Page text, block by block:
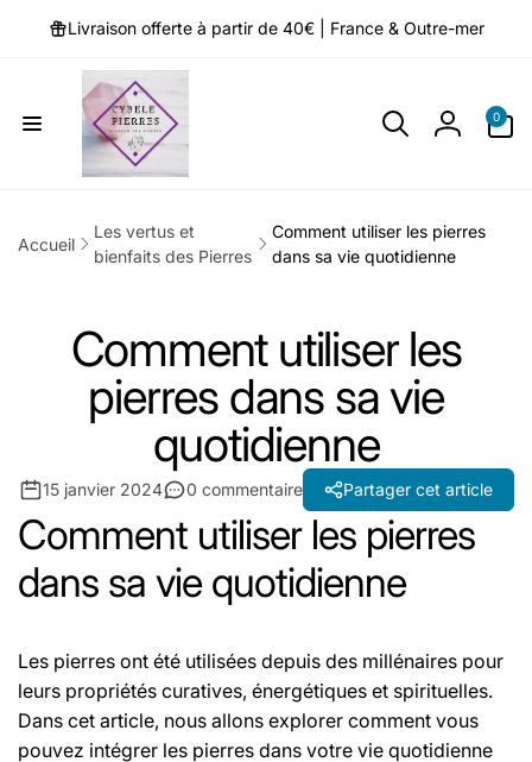
passer Livraison offerte à partir de 40€ | France & Outre-mer
0
0 article
Accueil
Les vertus et
bienfaits des Pierres
Comment utiliser les pierres
dans sa vie quotidienne
Comment utiliser les
pierres dans sa vie
quotidienne
15 janvier 2024 0 commentaire Partager cet article
Comment utiliser les pierres
dans sa vie quotidienne
Les pierres ont été utilisées depuis des millénaires pour
leurs propriétés curatives, énergétiques et spirituelles.
Dans cet article, nous allons explorer comment vous
pouvez intégrer les pierres dans votre vie quotidienne